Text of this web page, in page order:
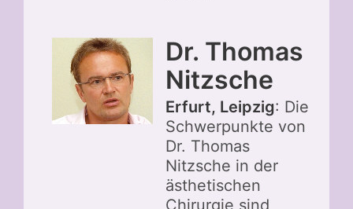
Dr. Thomas
Nitzsche
Erfurt, Leipzig: Die
Schwerpunkte von
Dr. Thomas
Nitzsche in der
ästhetischen
Chirurgie sind